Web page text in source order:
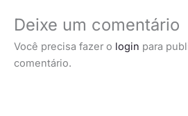
Deixe um comentário
Você precisa fazer o login para
comentário.